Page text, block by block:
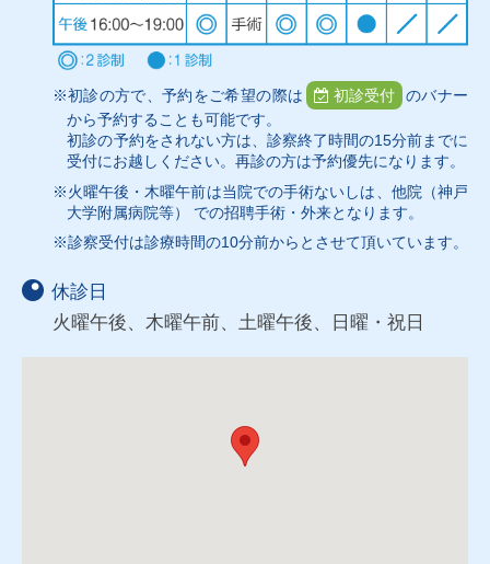
※初診の方で、予約をご希望の際は 初診受付
のバナー
から予約することも可能です。
初診の予約をされない方は、診察終了時間の15分前までに
受付にお越しください。再診の方は予約優先になります。
※火曜午後・木曜午前は当院での手術ないしは、他院（神戸
大学附属病院等） での招聘手術・外来となります。
※診察受付は診療時間の10分前からとさせて頂いています。
休診日
火曜午後、木曜午前、土曜午後、日曜・祝日